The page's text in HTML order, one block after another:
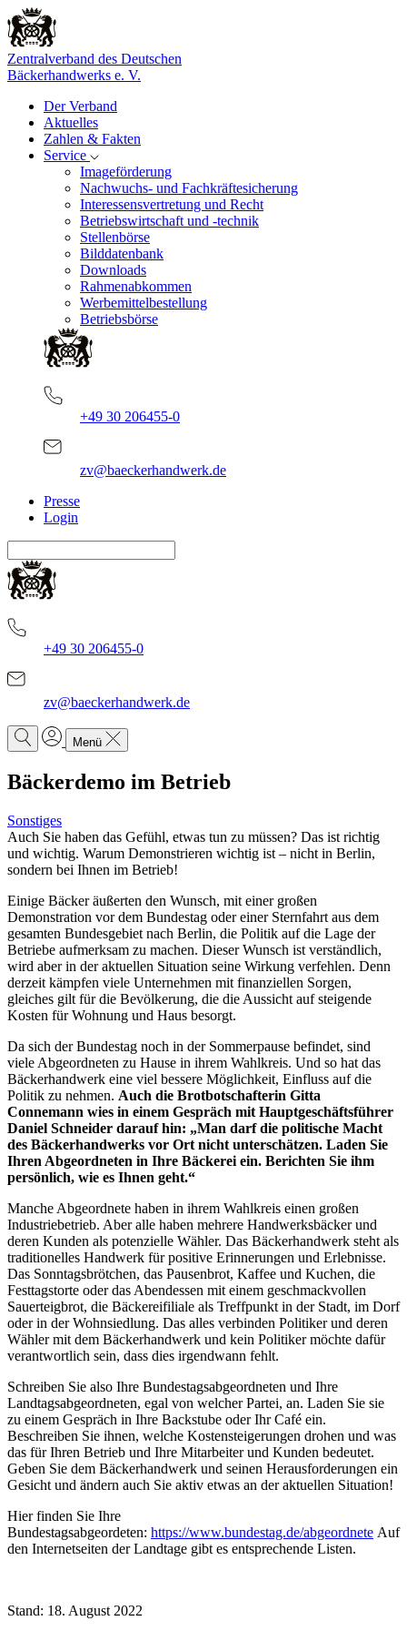
Zentralverband des Deutschen
Bäckerhandwerks e. V.
Der Verband
Aktuelles
Zahlen & Fakten
Service
Imageförderung
Nachwuchs- und Fachkräftesicherung
Interessensvertretung und Recht
Betriebswirtschaft und -technik
Stellenbörse
Bilddatenbank
Downloads
Rahmenabkommen
Werbemittelbestellung
Betriebsbörse
+49 30 206455-0
zv@baeckerhandwerk.de
Presse
Login
+49 30 206455-0
zv@baeckerhandwerk.de
Menü
Bäckerdemo im Betrieb
Sonstiges
Auch Sie haben das Gefühl, etwas tun zu müssen? Das ist richtig
und wichtig. Warum Demonstrieren wichtig ist – nicht in Berlin,
sondern bei Ihnen im Betrieb!
Einige Bäcker äußerten den Wunsch, mit einer großen
Demonstration vor dem Bundestag oder einer Sternfahrt aus dem
gesamten Bundesgebiet nach Berlin, die Politik auf die Lage der
Betriebe aufmerksam zu machen. Dieser Wunsch ist verständlich,
wird aber in der aktuellen Situation seine Wirkung verfehlen. Denn
derzeit kämpfen viele Unternehmen mit finanziellen Sorgen,
gleiches gilt für die Bevölkerung, die die Aussicht auf steigende
Kosten für Wohnung und Haus besorgt.
Da sich der Bundestag noch in der Sommerpause befindet, sind
viele Abgeordneten zu Hause in ihrem Wahlkreis. Und so hat das
Bäckerhandwerk eine viel bessere Möglichkeit, Einfluss auf die
Politik zu nehmen. Auch die Brotbotschafterin Gitta
Connemann wies in einem Gespräch mit Hauptgeschäftsführer
Daniel Schneider darauf hin: „Man darf die politische Macht
des Bäckerhandwerks vor Ort nicht unterschätzen. Laden Sie
Ihren Abgeordneten in Ihre Bäckerei ein. Berichten Sie ihm
persönlich, wie es Ihnen geht.“
Manche Abgeordnete haben in ihrem Wahlkreis einen großen
Industriebetrieb. Aber alle haben mehrere Handwerksbäcker und
deren Kunden als potenzielle Wähler. Das Bäckerhandwerk steht als
traditionelles Handwerk für positive Erinnerungen und Erlebnisse.
Das Sonntagsbrötchen, das Pausenbrot, Kaffee und Kuchen, die
Festtagstorte oder das Abendessen mit einem geschmackvollen
Sauerteigbrot, die Bäckereifiliale als Treffpunkt in der Stadt, im Dorf
oder in der Wohnsiedlung. Das alles verbinden Politiker und deren
Wähler mit dem Bäckerhandwerk und kein Politiker möchte dafür
verantwortlich sein, dass dies irgendwann fehlt.
Schreiben Sie also Ihre Bundestagsabgeordneten und Ihre
Landtagsabgeordneten, egal von welcher Partei, an. Laden Sie sie
zu einem Gespräch in Ihre Backstube oder Ihr Café ein.
Beschreiben Sie ihnen, welche Kostensteigerungen drohen und was
das für Ihren Betrieb und Ihre Mitarbeiter und Kunden bedeutet.
Geben Sie dem Bäckerhandwerk und seinen Herausforderungen ein
Gesicht und ändern auch Sie aktiv etwas an der aktuellen Situation!
Hier finden Sie Ihre
Bundestagsabgeordeten: https://www.bundestag.de/abgeordnete Auf
den Internetseiten der Landtage gibt es entsprechende Listen.
Stand: 18. August 2022